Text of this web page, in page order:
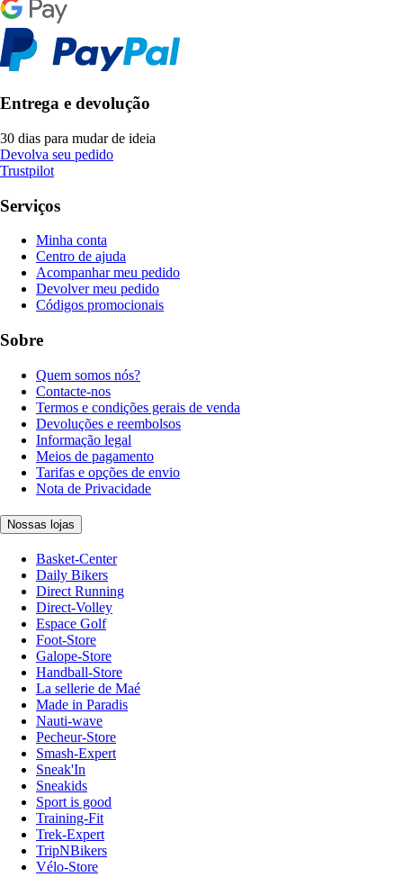
Entrega e devolução
30 dias para mudar de ideia
Devolva seu pedido
Trustpilot
Serviços
Minha conta
Centro de ajuda
Acompanhar meu pedido
Devolver meu pedido
Códigos promocionais
Sobre
Quem somos nós?
Contacte-nos
Termos e condições gerais de venda
Devoluções e reembolsos
Informação legal
Meios de pagamento
Tarifas e opções de envio
Nota de Privacidade
Nossas lojas
Basket-Center
Daily Bikers
Direct Running
Direct-Volley
Espace Golf
Foot-Store
Galope-Store
Handball-Store
La sellerie de Maé
Made in Paradis
Nauti-wave
Pecheur-Store
Smash-Expert
Sneak'In
Sneakids
Sport is good
Training-Fit
Trek-Expert
TripNBikers
Vélo-Store